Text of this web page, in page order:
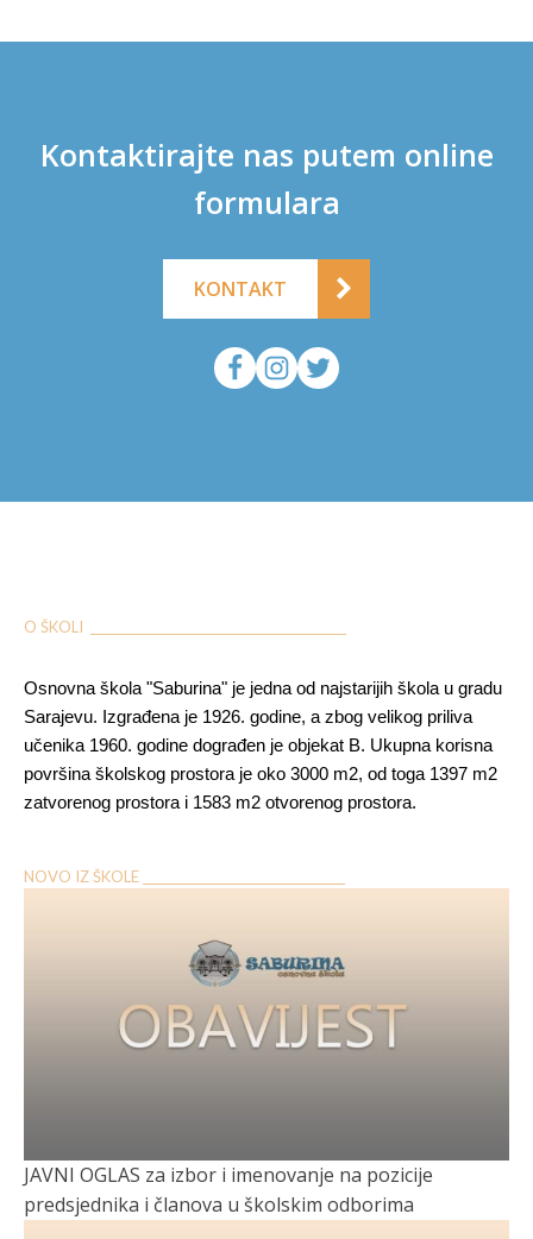
Kontaktirajte nas putem online
formulara
KONTAKT
O ŠKOLI ___________________________________________
Osnovna škola "Saburina" je jedna od najstarijih škola u gradu
Sarajevu. Izgrađena je 1926. godine, a zbog velikog priliva
učenika 1960. godine dograđen je objekat B. Ukupna korisna
površina školskog prostora je oko 3000 m2, od toga 1397 m2
zatvorenog prostora i 1583 m2 otvorenog prostora.
NOVO IZ ŠKOLE __________________________________
JAVNI OGLAS za izbor i imenovanje na pozicije
predsjednika i članova u školskim odborima